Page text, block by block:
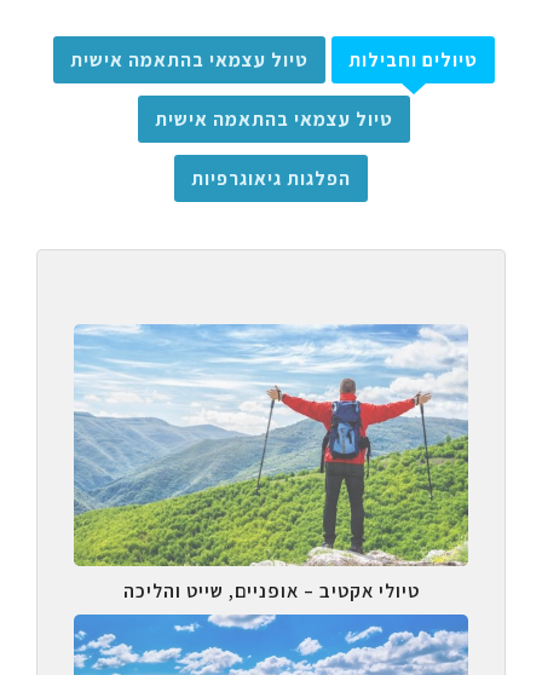
טיולים וחבילות טיול עצמאי בהתאמה אישית
טיול עצמאי בהתאמה אישית
הפלגות גיאוגרפיות
טיולי אקטיב – אופניים, שייט והליכה